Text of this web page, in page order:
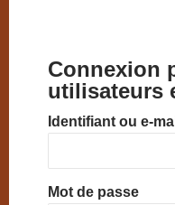
Connexion
utilisateurs
Identifiant ou e-
Mot de passe